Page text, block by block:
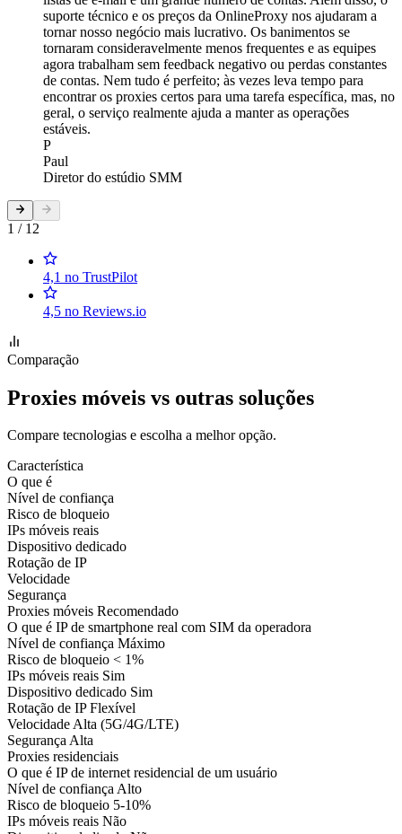
suporte técnico e os preços da OnlineProxy nos ajudaram a
tornar nosso negócio mais lucrativo. Os banimentos se
tornaram consideravelmente menos frequentes e as equipes
agora trabalham sem feedback negativo ou perdas constantes
de contas. Nem tudo é perfeito; às vezes leva tempo para
encontrar os proxies certos para uma tarefa específica, mas, no
geral, o serviço realmente ajuda a manter as operações
estáveis.
P
Paul
Diretor do estúdio SMM
1 / 12
4,1 no TrustPilot
4,5 no Reviews.io
Comparação
Proxies móveis vs outras soluções
Compare tecnologias e escolha a melhor opção.
Característica
O que é
Nível de confiança
Risco de bloqueio
IPs móveis reais
Dispositivo dedicado
Rotação de IP
Velocidade
Segurança
Proxies móveis Recomendado
O que é IP de smartphone real com SIM da operadora
Nível de confiança Máximo
Risco de bloqueio < 1%
IPs móveis reais Sim
Dispositivo dedicado Sim
Rotação de IPFlexível
VelocidadeAlta (5G/4G/LTE)
SegurançaAlta
Proxies residenciais
O que é IP de internet residencial de um usuário
Nível de confiançaAlto
Risco de bloqueio 5-10%
IPs móveis reais Não